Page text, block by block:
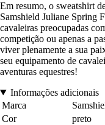
Em resumo, o sweatshirt
Samshield Juliane Spring
cavaleiras preocupadas
competição ou apenas a
viver plenamente a sua
seu equipamento de
aventuras equestres!
Informações adicionais
Marca
Cor
preto